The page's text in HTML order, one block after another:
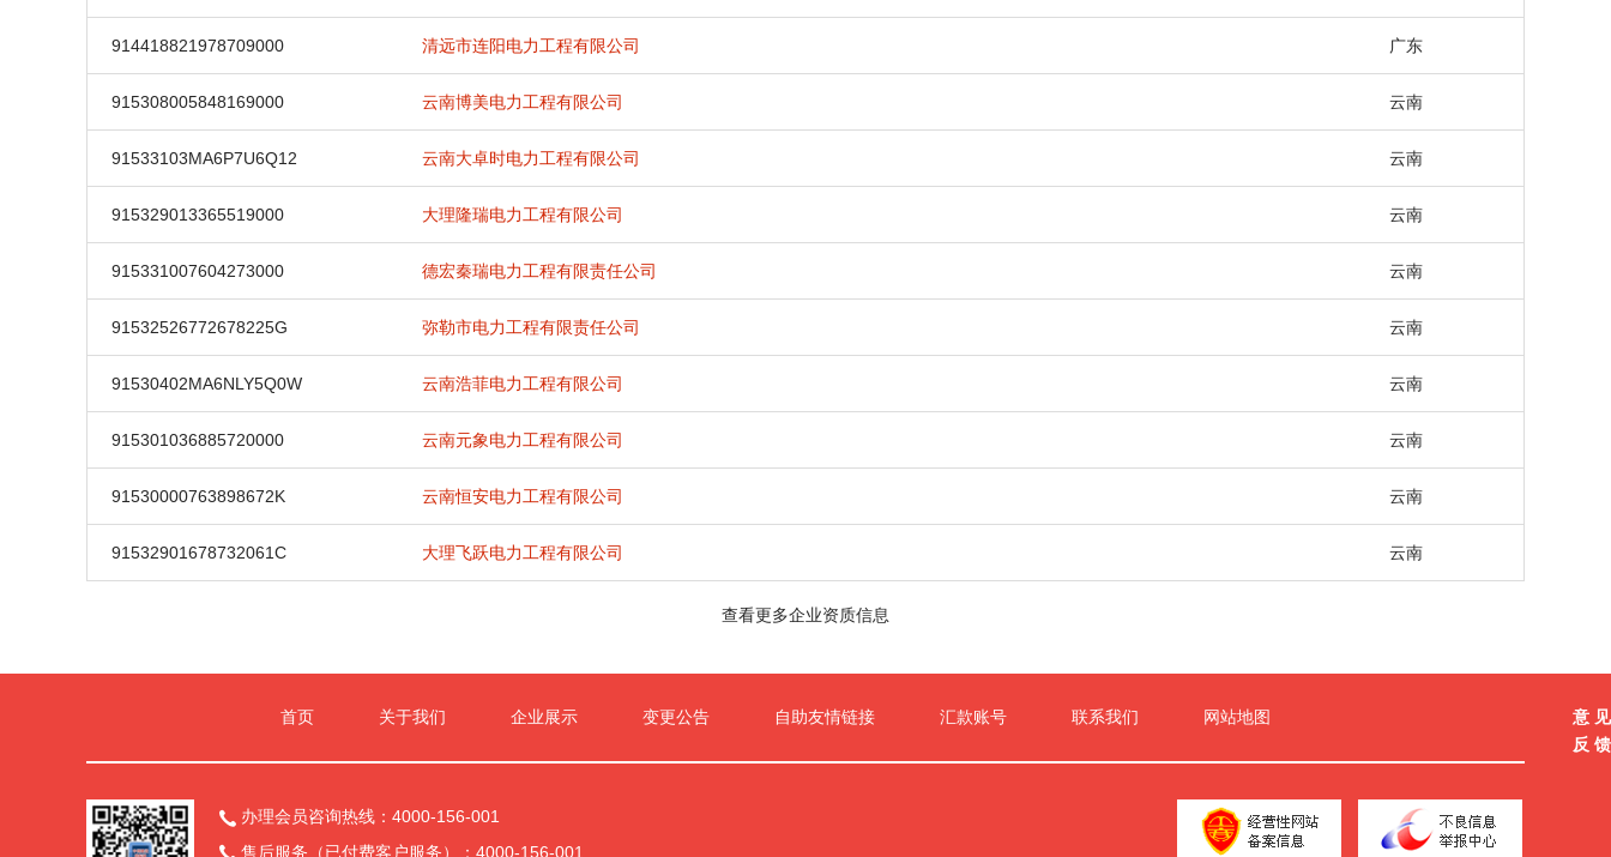
914418821978709000 清远市连阳电力工程有限公司 广东
915308005848169000 云南博美电力工程有限公司 云南
91533103MA6P7U6Q12 云南大卓时电力工程有限公司 云南
915329013365519000 大理隆瑞电力工程有限公司 云南
915331007604273000 德宏秦瑞电力工程有限责任公司 云南
91532526772678225G 弥勒市电力工程有限责任公司 云南
91530402MA6NLY5Q0W 云南浩菲电力工程有限公司 云南
915301036885720000 云南元象电力工程有限公司 云南
91530000763898672K 云南恒安电力工程有限公司 云南
91532901678732061C 大理飞跃电力工程有限公司 云南
查看更多企业资质信息
首页 关于我们 企业展示 变更公告 自助友情链接 汇款账号 联系我们 网站地图
 办理会员咨询热线：4000-156-001
 售后服务（已付费客户服务）：4000-156-001
意 见
反 馈